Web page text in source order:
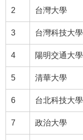
2 台灣大學
3 台灣科技大學
4 陽明交通大學
5 清華大學
6 台北科技大學
7 政治大學